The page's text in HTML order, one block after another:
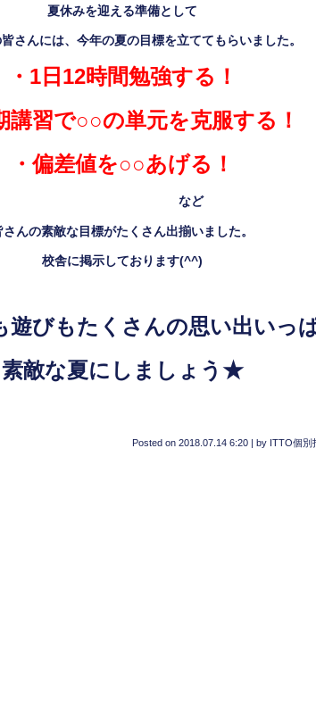
夏休みを迎える準備として
さんには、今年の夏の目標を立ててもらいました。
・ 1日 12時間勉強する！
講習で○○の単元を克服する！
・偏差値を○○あげる！
など
さんの素敵な目標がたくさん出揃いました。
校舎に掲示しております(^^)
遊びもたくさんの思い出いっ
素敵な夏にしましょう ★
Posted on 2018.07.14 6:20 | by ITTO個